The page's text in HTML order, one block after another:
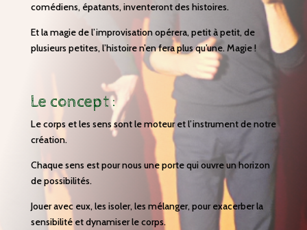
comédiens, épatants, inventeront des histoires.
Et la magie de l’improvisation opérera, petit à petit, de
plusieurs petites, l’histoire n’en fera plus qu’une. Magie !
Le concept :
Le corps et les sens sont le moteur et l’instrument de notre
création.
Chaque sens est pour nous une porte qui ouvre un horizon
de possibilités.
Jouer avec eux, les isoler, les mélanger, pour exacerber la
sensibilité et dynamiser le corps.